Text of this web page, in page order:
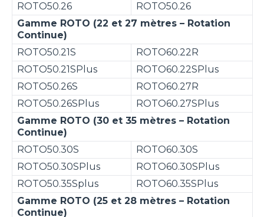
ROTO50.26
ROTO50.26
Gamme ROTO (22 et 27 mètres – Rotation
Continue)
ROTO50.21S
ROTO60.22R
ROTO50.21SPlus
ROTO60.22SPlus
ROTO50.26S
ROTO60.27R
ROTO50.26SPlus
ROTO60.27SPlus
Gamme ROTO (30 et 35 mètres – Rotation
Continue)
ROTO50.30S
ROTO60.30S
ROTO50.30SPlus
ROTO60.30SPlus
ROTO50.35Splus
ROTO60.35SPlus
Gamme ROTO (25 et 28 mètres – Rotation
Continue)